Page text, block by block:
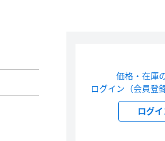
価格・在庫
ログイン（会員登
ログイ